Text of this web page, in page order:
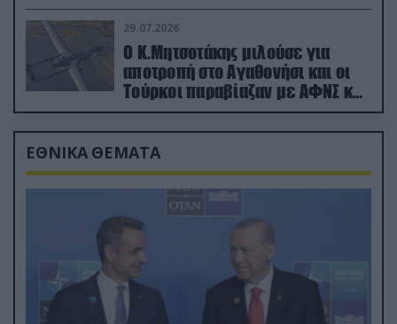
29.07.2026
Ο Κ.Μητσοτάκης μιλούσε για
αποτροπή στο Αγαθονήσι και οι
Τούρκοι παραβίαζαν με ΑΦΝΣ και
drone
ΕΘΝΙΚΑ ΘΕΜΑΤΑ